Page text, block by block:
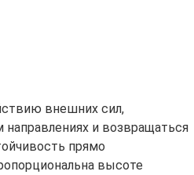
внешних сил,
и возвращаться
прямо
высоте